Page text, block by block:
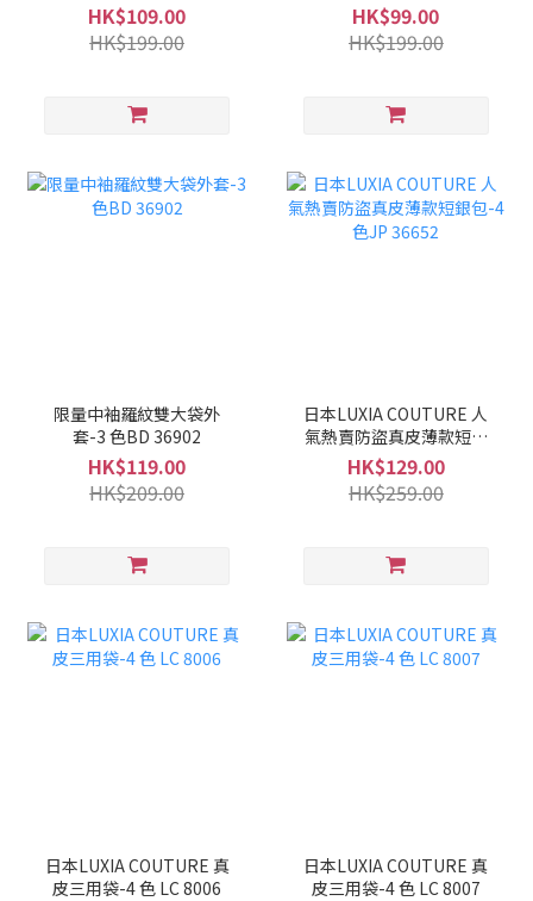
HK$109.00
HK$199.00
HK$99.00
HK$199.00
限量中袖羅紋雙大袋外
套-3 色BD 36902
HK$119.00
HK$209.00
日本LUXIA COUTURE 人
氣熱賣防盜真皮薄款短銀
包-4色JP 36652
HK$129.00
HK$259.00
日本LUXIA COUTURE 真
皮三用袋-4 色 LC 8006
日本LUXIA COUTURE 真
皮三用袋-4 色 LC 8007